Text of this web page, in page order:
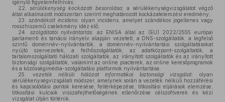
igénylő figyelemfelhívás;
22.
sérülékenység kockázati besorolása: a sérülékenységvizsgálatot végző
által alkalmazott módszertan szerint meghatározott kockázatelemzési eredmény;
23.
szándékolt incidens: olyan incidens, amelyet szándékos jogellenes vagy
rosszhiszemű cselekmény idéz elő;
24.
szolgáltatói nyilvántartás: az ENISA által az (EU) 2022/2555 európai
parlamenti és tanácsi irányelv alapján vezetett, a DNS-szolgáltatók, a legfelső
szintű doménnév-nyilvántartók, a doménnév-nyilvántartási szolgáltatásokat
nyújtó szervezetek, a felhőszolgáltatók, az adatközpont-szolgáltatók, a
tartalomszolgáltató hálózati szolgáltatók, az irányított szolgáltatók és az irányított
biztonsági szolgáltatók, valamint az online piacterek, az online keresőprogramok
és a közösségimédia-szolgáltatási platformok nyilvántartása;
25.
vezeték nélküli hálózat informatikai biztonsági vizsgálat:
olyan
sérülékenységvizsgálati módszer, amelynek során a vezeték nélküli hozzáférési
és kapcsolódási pontok keresése, feltérképezése, titkosítási eljárások elemzése,
titkosítási kulcsok visszafejthetőségének ellenőrzése célszoftverek és kézi
vizsgálat útján történik.